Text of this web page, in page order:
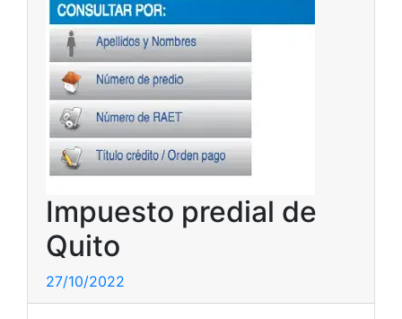
Impuesto predial de
Quito
27/10/2022